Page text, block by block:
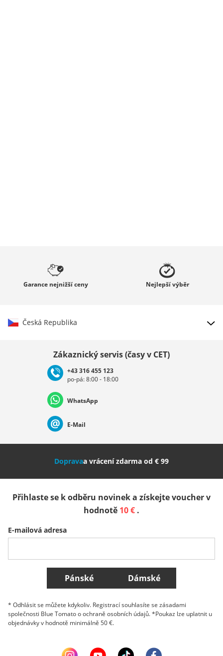
Garance nejnižší ceny Nejlepšívýběr
Česká Republika
Deutschland Österreich
Nederland Italia (Italiano) Italien (Deutsch)
Slovenija
Belgique (Français) Danmark Norge
Všechny země
Zákaznický servis (časy v CET)
+43 316 455 123
po-pá: 8:00 - 18:00
WhatsApp
E-Mail
Dopravaa vrácení zdarma od € 99
Přihlaste se k odběru novinek a získejte voucher v
hodnotě 10 € .
E-mailová adresa
Pánské Dámské
* Odhlásit se můžete kdykoliv. Registrací souhlasíte se zásadami
společnosti Blue Tomato o ochraně osobních údajů. *Poukaz lze uplatnit u
objednávky v hodnotě minimálně 50 €.